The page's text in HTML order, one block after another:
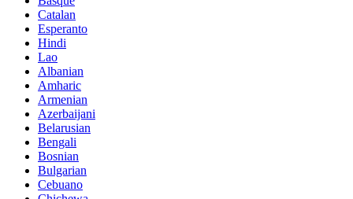
Catalan
Esperanto
Hindi
Lao
Albanian
Amharic
Armenian
Azerbaijani
Belarusian
Bengali
Bosnian
Bulgarian
Cebuano